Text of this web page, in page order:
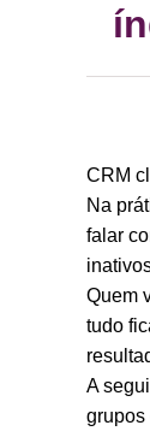
CRM
Na
falar
Quem
tudo
A
grupos